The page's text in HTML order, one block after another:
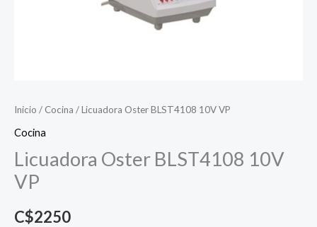
Inicio / Cocina / Licuadora Oster BLST4108 10V VP
Cocina
Licuadora Oster BLST4108 10V
VP
C$2250